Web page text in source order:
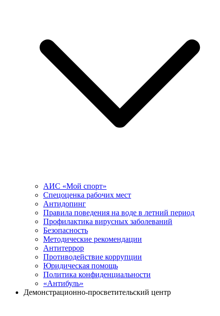
АИС «Мой спорт»
Спецоценка рабочих мест
Антидопинг
Правила поведения на воде в летний период
Профилактика вирусных заболеваний
Безопасность
Методические рекомендации
Антитеррор
Противодействие коррупции
Юридическая помощь
Политика конфиденциальности
«Антибуль»
Демонстрационно-просветительский центр